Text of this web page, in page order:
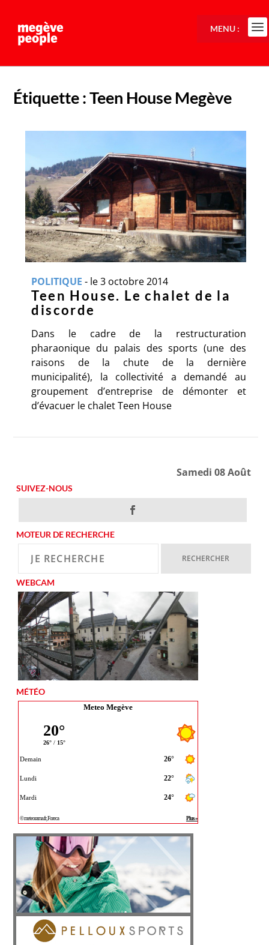
Étiquette :Teen House Megève
POLITIQUE - le 3 octobre 2014
Teen House. Le chalet de la
discorde
Dans le cadre de la restructuration
pharaonique du palais des sports (une des
raisons de la chute de la dernière
municipalité), la collectivité a demandé au
groupement d’entreprise de démonter et
d’évacuer le chalet Teen House
Samedi 08 Août
SUIVEZ-NOUS
MOTEUR DE RECHERCHE
WEBCAM
MÉTÉO
Meteo Megève
MENU :